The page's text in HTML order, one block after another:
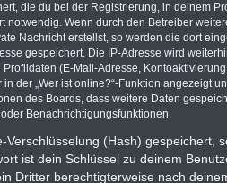
die du bei der Registrierung, in deinem
notwendig. Wenn durch den Betreiber
Nachricht erstellst, so werden die dort
gespeichert. Die IP-Adresse wird
(E-Mail-Adresse,
der „Wer ist online?“-Funktion angezeigt
des Boards, dass weitere Daten
Benachrichtigungsfunktionen.
Verschlüsselung (Hash)
ist dein Schlüssel zu deinem
Dritter berechtigterweise nach